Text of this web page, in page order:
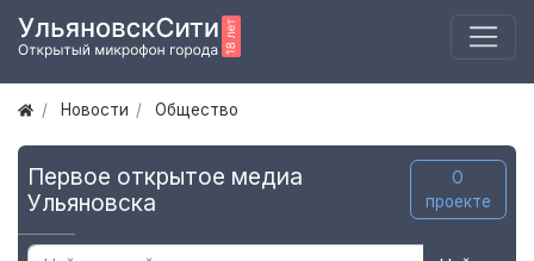
Новости Общество
Первое открытое медиа
Ульяновска
О
проекте